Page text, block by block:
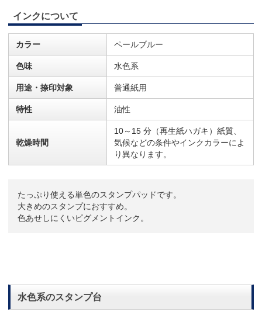
インクについて
カラー ペールブルー
色味 水色系
用途・捺印対象 普通紙用
特性 油性
乾燥時間
10～15 分（再生紙ハガキ）紙質、
気候などの条件やインクカラーによ
り異なります。
たっぷり使える単色のスタンプパッドです。
大きめのスタンプにおすすめ。
色あせしにくいピグメントインク。
水色系のスタンプ台